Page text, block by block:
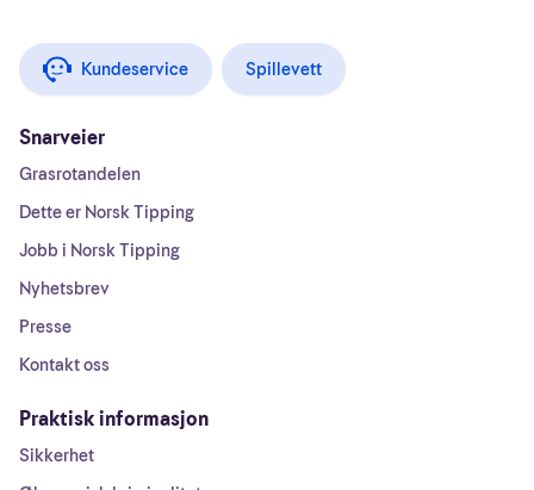
Kundeservice Spillevett
Snarveier
Grasrotandelen
Dette er Norsk Tipping
Jobb i Norsk Tipping
Nyhetsbrev
Presse
Kontakt oss
Praktisk informasjon
Sikkerhet